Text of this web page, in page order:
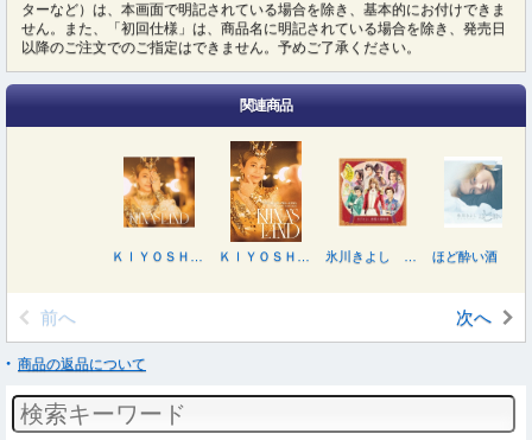
ターなど）は、本画面で明記されている場合を除き、基本的にお付けできま
せん。また、「初回仕様」は、商品名に明記されている場合を除き、発売日
以降のご注文でのご指定はできません。予めご了承ください。
関連商品
ほど酔い酒
前へ 次へ
商品の返品について